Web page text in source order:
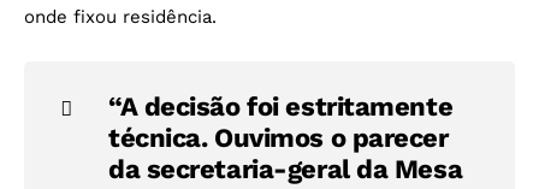
onde fixou residência.
“A decisão foi estritamente
técnica. Ouvimos o parecer
da secretaria-geral da Mesa